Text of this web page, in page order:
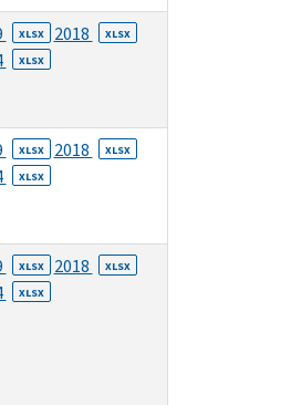
XLSX 2018 XLSX
XLSX
XLSX 2018 XLSX
XLSX
XLSX 2018 XLSX
XLSX